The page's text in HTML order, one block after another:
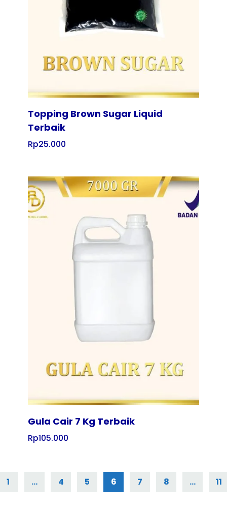
Topping Brown Sugar Liquid
Terbaik
Rp25.000
Gula Cair 7 Kg Terbaik
Rp105.000
1 … 4 5 6 7 8 … 11